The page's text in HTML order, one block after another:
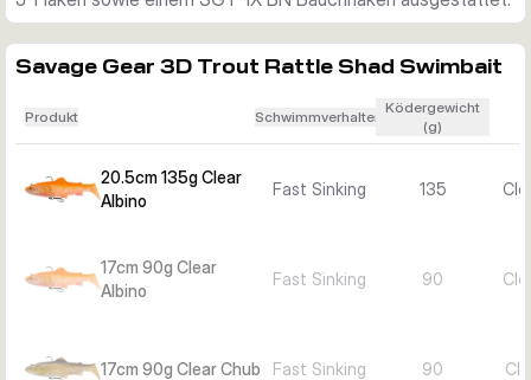
Wählen Sie 17cm und 90g für ein etwas kleineres
Version mit 20,5cm und 135g bietet ein größeres Zielbild
passend zu Beutefisch und Wasserklarheit.
Savage Gear 3D Trout Rattle Shad Swimbait
Produkt Schwimmverhalten
Ködergewicht
(g)
20.5cm 135g Clear
Albino
Fast Sinking 135
17cm 90g Clear
Albino
Fast Sinking 90
17cm 90g Clear Chub Fast Sinking 90